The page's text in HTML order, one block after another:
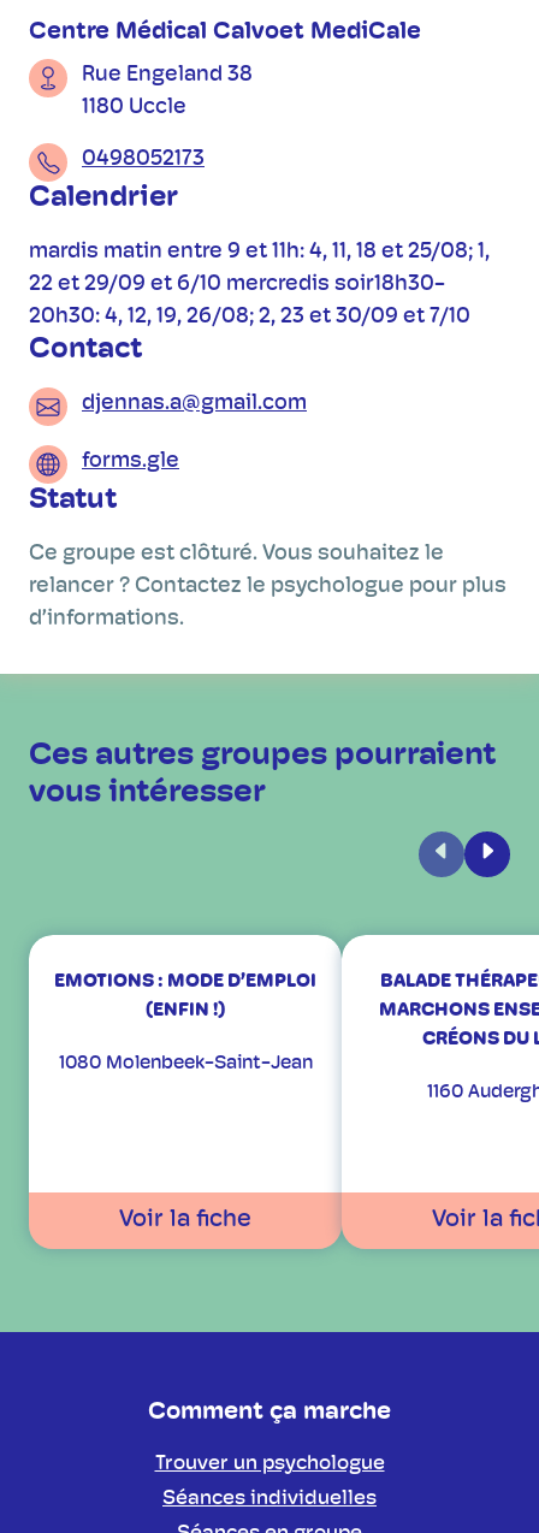
Centre Médical Calvoet MediCale
Rue Engeland 38
1180 Uccle
0498052173
Calendrier
mardis matin entre 9 et 11h: 4, 11, 18 et 25/08; 1,
22 et 29/09 et 6/10 mercredis soir18h30-
20h30: 4, 12, 19, 26/08; 2, 23 et 30/09 et 7/10
Contact
djennas.a@gmail.com
forms.gle
Statut
Ce groupe est clôturé. Vous souhaitez le
relancer ? Contactez le psychologue pour plus
d’informations.
Ces autres groupes pourraient
vous intéresser
Précédent
EMOTIONS : MODE D’EMPLOI
(ENFIN !)
1080 Molenbeek-Saint-Jean
Voir la fiche
BALADE
MARCHONS
CRÉONS DU
1160
Voir la
Comment ça marche
Trouver un psychologue
Séances individuelles